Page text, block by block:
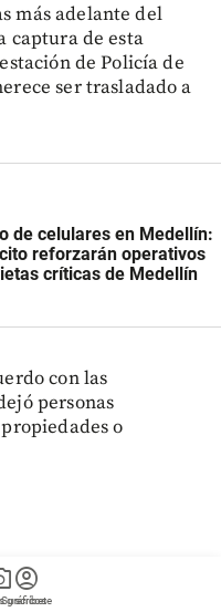
gráficos
account_circle
Suscríbete
más adelante del
captura de esta
de Policía de
ser trasladado a
de celulares en Medellín:
reforzarán operativos
críticas de Medellín
con las
personas
o